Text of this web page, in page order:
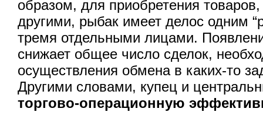
образом, для приобретения
другими, рыбак имеет делос одним
тремя отдельными лицами.
снижает общее число сделок,
осуществления обмена в каких-то
Другими словами, купец и
торгово-операционную